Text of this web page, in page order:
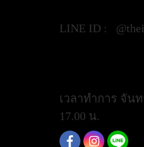
LINE ID :
เวลาทำการ จันท
17.00 น.